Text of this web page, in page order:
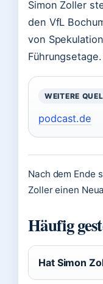
Simon Zoller
den VfL
von
WEITERE
podcast.de
Nach dem Ende
Zoller einen
Häufig
Hat Simon